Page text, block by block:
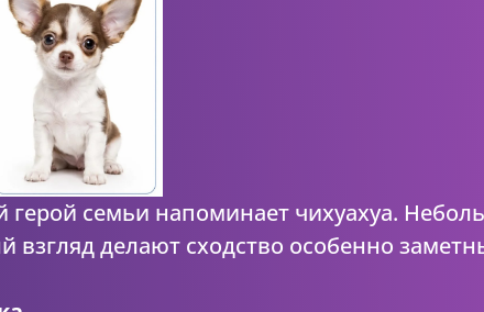
семьи напоминает чихуахуа.
взгляд делают сходство особенно